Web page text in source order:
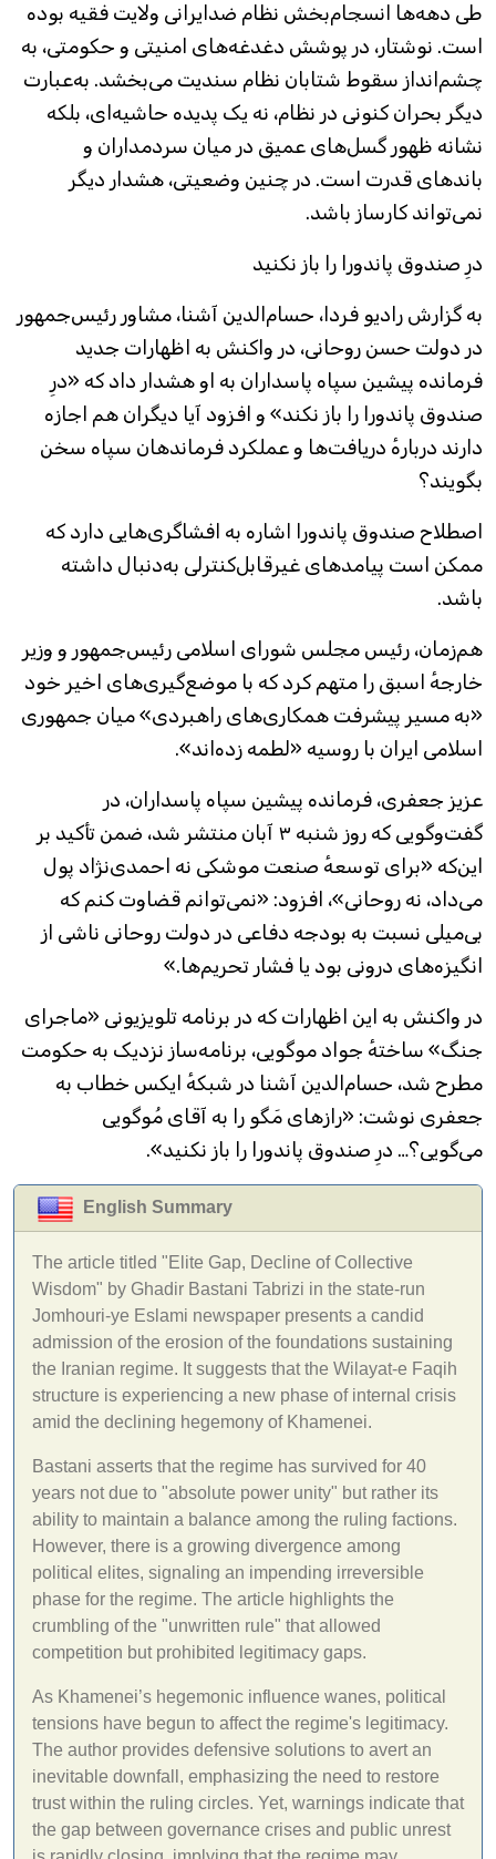
طی دهه‌ها انسجام‌بخش نظام ضدایرانی ولایت فقیه بوده
است. نوشتار، در پوشش دغدغه‌های امنیتی و حکومتی، به
چشم‌انداز سقوط شتابان نظام سندیت می‌بخشد. به‌عبارت
دیگر بحران کنونی در نظام، نه یک پدیده حاشیه‌‌ای، بلکه
نشانه ظهور گسل‌های عمیق در میان سردمداران و
باندهای قدرت است. در چنین وضعیتی، هشدار دیگر
نمی‌تواند کارساز باشد.
درِ صندوق پاندورا را باز نکنید
به گزارش رادیو فردا، حسام‌الدین آشنا، مشاور رئیس‌جمهور
در دولت حسن روحانی، در واکنش به اظهارات جدید
فرمانده پیشین سپاه پاسداران به او هشدار داد که «درِ
صندوق پاندورا را باز نکند» و افزود آیا دیگران هم اجازه
دارند دربارهٔ دریافت‌ها و عملکرد فرماندهان سپاه سخن
بگویند؟
اصطلاح صندوق پاندورا اشاره به افشاگری‌هایی دارد که
ممکن است پیامدهای غیرقابل‌کنترلی به‌دنبال داشته
باشد.
هم‌زمان، رئیس مجلس شورای اسلامی رئیس‌جمهور و وزیر
خارجهٔ اسبق را متهم کرد که با موضع‌گیری‌های اخیر خود
«به مسیر پیشرفت همکاری‌های راهبردی» میان جمهوری
اسلامی ایران با روسیه «لطمه زده‌اند».
عزیز جعفری، فرمانده پیشین سپاه پاسداران، در
گفت‌وگویی که روز شنبه ۳ آبان منتشر شد، ضمن تأکید بر
این‌که «برای توسعهٔ صنعت موشکی نه احمدی‌نژاد پول
می‌داد، نه روحانی»، افزود: «نمی‌توانم قضاوت کنم که
بی‌میلی نسبت به بودجه دفاعی در دولت روحانی ناشی از
انگیزه‌های درونی بود یا فشار تحریم‌ها.»
در واکنش به این اظهارات که در برنامه تلویزیونی «ماجرای
جنگ» ساختهٔ جواد موگویی، برنامه‌ساز نزدیک به حکومت
مطرح شد، حسام‌الدین آشنا در شبکهٔ ایکس خطاب به
جعفری نوشت: «رازهای مَگو را به آقای مُوگویی
می‌گویی؟… درِ صندوق پاندورا را باز نکنید».
English Summary
The article titled "Elite Gap, Decline of Collective
Wisdom" by Ghadir Bastani Tabrizi in the state-run
Jomhouri-ye Eslami newspaper presents a candid
admission of the erosion of the foundations sustaining
the Iranian regime. It suggests that the Wilayat-e Faqih
structure is experiencing a new phase of internal crisis
amid the declining hegemony of Khamenei.
Bastani asserts that the regime has survived for 40
years not due to "absolute power unity" but rather its
ability to maintain a balance among the ruling factions.
However, there is a growing divergence among
political elites, signaling an impending irreversible
phase for the regime. The article highlights the
crumbling of the "unwritten rule" that allowed
competition but prohibited legitimacy gaps.
As Khamenei’s hegemonic influence wanes, political
tensions have begun to affect the regime's legitimacy.
The author provides defensive solutions to avert an
inevitable downfall, emphasizing the need to restore
trust within the ruling circles. Yet, warnings indicate that
the gap between governance crises and public unrest